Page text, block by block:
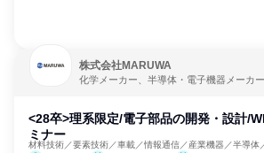
株式会社MARUWA
化学メーカー、半導体・電子機器メーカ
<28卒>理系限定/電子部品の開発・設計/
ミナー
材料技術／要素技術／車載／情報通信／産業機器／半導体